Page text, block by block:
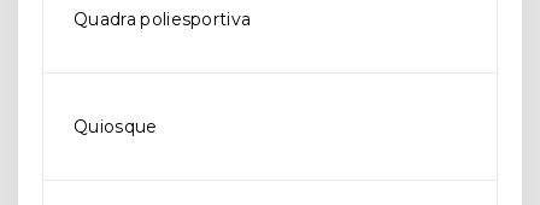
Quadra poliesportiva
Quiosque